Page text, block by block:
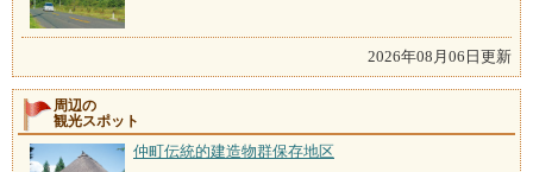
2026年08月06日更新
周辺の
観光スポット
仲町伝統的建造物群保存地区